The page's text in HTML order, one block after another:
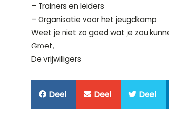
– Trainers en leiders
– Organisatie voor het jeugdkamp
Weet je niet zo goed wat je zou
Groet,
De vrijwilligers
Deel Deel Deel